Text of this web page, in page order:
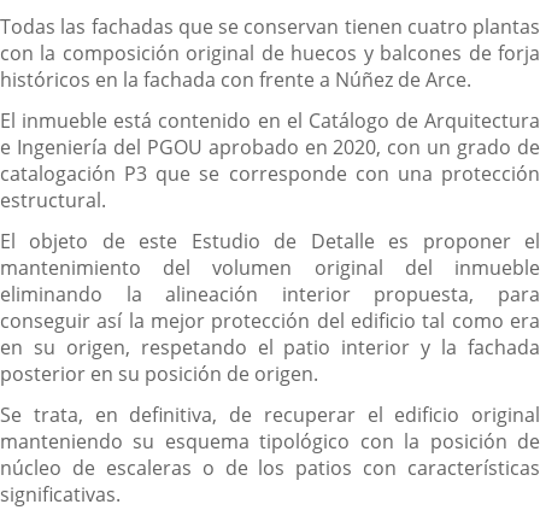
Todas las fachadas que se conservan tienen cuatro plantas
con la composición original de huecos y balcones de forja
históricos en la fachada con frente a Núñez de Arce.
El inmueble está contenido en el Catálogo de Arquitectura
e Ingeniería del PGOU aprobado en 2020, con un grado de
catalogación P3 que se corresponde con una protección
estructural.
El objeto de este Estudio de Detalle es proponer el
mantenimiento del volumen original del inmueble
eliminando la alineación interior propuesta, para
conseguir así la mejor protección del edificio tal como era
en su origen, respetando el patio interior y la fachada
posterior en su posición de origen.
Se trata, en definitiva, de recuperar el edificio original
manteniendo su esquema tipológico con la posición de
núcleo de escaleras o de los patios con características
significativas.